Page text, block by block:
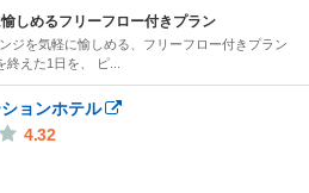
しめるフリーフロー付きプラン
ジを気軽に愉しめる、フリーフロー付きプラン
えた1日を、 ピ...
ョンホテル
4.32